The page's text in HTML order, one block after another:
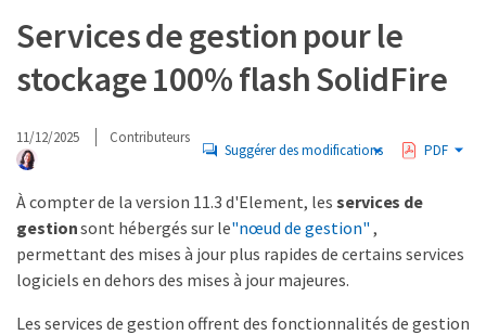
Services de gestion pour le
stockage 100% flash SolidFire
11/12/2025 Contributeurs
Suggérer des modifications PDF
À compter de la version 11.3 d'Element, les services de
gestionsont hébergés sur le"nœud de gestion" ,
permettant des mises à jour plus rapides de certains services
logiciels en dehors des mises à jour majeures.
Les services de gestion offrent des fonctionnalités de gestion